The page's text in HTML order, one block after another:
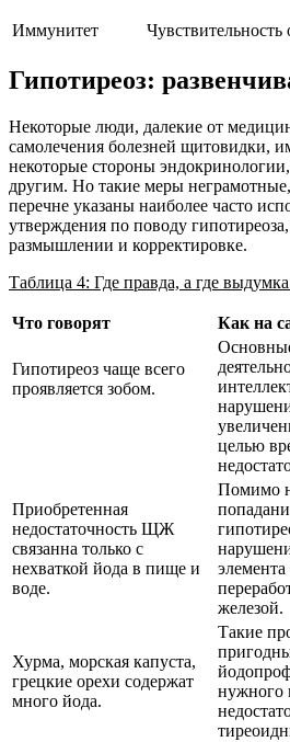
Иммунитет
Гипотиреоз:
Некоторые люди, далекие от
самолечения болезней щитовидки,
некоторые стороны
другим. Но такие меры
перечне указаны наиболее часто
утверждения по поводу
размышлении и корректировке.
Таблица 4: Где правда, а где
Что говорят Как на
Гипотиреоз чаще всего
проявляется зобом.
целью
Приобретенная
недостаточность ЩЖ
связанна только с
нехваткой йода в пище и
воде.
Помимо
железой.
Хурма, морская капуста,
грецкие орехи содержат
много йода.
Такие
нужного